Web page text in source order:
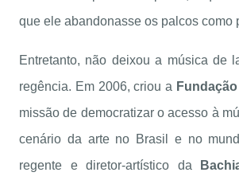
que ele abandonasse os palcos como
Entretanto, não deixou a música de
regência. Em 2006, criou a
missão de democratizar o acesso à
cenário da arte no Brasil e no
regente e diretor-artístico da